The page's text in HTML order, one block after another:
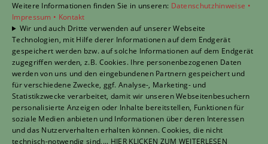
TERMIN anfragen
Unsere Bereiche
Privatkunden
Gewerbekunden
Karriere
Unternehmen
Kontakt
Um externe HTML-Inhalte anzuzeigen, benötigen wir
Weitere Informationen finden Sie in unseren: Datenschutzhinweise •
Impressum • Kontakt
Wir und auch Dritte verwenden auf unserer Webseite
Technologien, mit Hilfe derer Informationen auf dem Endgerät
gespeichert werden bzw. auf solche Informationen auf dem Endgerät
zugegriffen werden, z.B. Cookies. Ihre personenbezogenen Daten
werden von uns und den eingebundenen Partnern gespeichert und
für verschiedene Zwecke, ggf. Analyse-, Marketing- und
Statistikzwecke verarbeitet, damit wir unseren Webseitenbesuchern
personalisierte Anzeigen oder Inhalte bereitstellen, Funktionen für
soziale Medien anbieten und Informationen über deren Interessen
und das Nutzerverhalten erhalten können. Cookies, die nicht
technisch-notwendig sind,... HIER KLICKEN ZUM WEITERLESEN